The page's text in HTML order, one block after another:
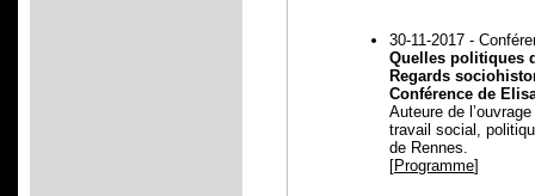
30-11-2017 -
Quelles politiques
Regards
Conférence de
Auteure de
travail social,
de Rennes.
[Programme]